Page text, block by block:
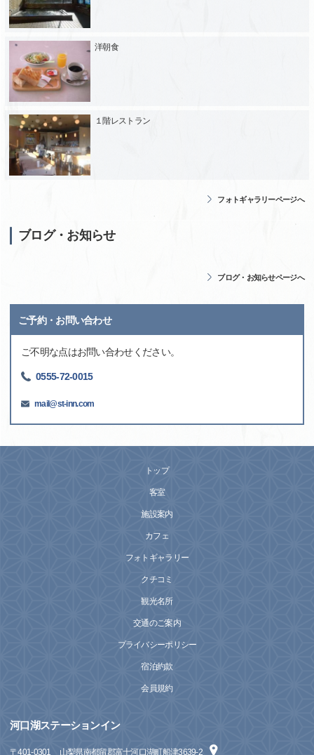
洋朝食
１階レストラン
フォトギャラリーページへ
ブログ・お知らせ
ブログ・お知らせページへ
ご予約・お問い合わせ
ご不明な点はお問い合わせください。
0555-72-0015
mail@st-inn.com
トップ
客室
施設案内
カフェ
フォトギャラリー
クチコミ
観光名所
交通のご案内
プライバシーポリシー
宿泊約款
会員規約
河口湖ステーションイン
〒401-0301 山梨県南都留郡富士河口湖町船津3639-2